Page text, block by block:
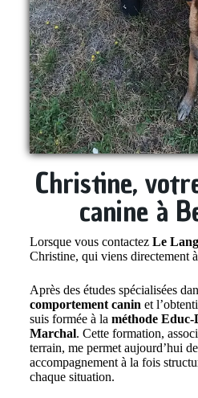
Christine,
canine à
Lorsque vous contactez Le
Christine, qui viens directement
Après des études spécialisées
comportement canin et
suis formée à la méthode Educ-
Marchal. Cette formation,
terrain, me permet aujourd’hui
accompagnement à la fois
chaque situation.